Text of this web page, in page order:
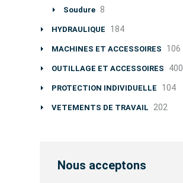
Soudure 8
HYDRAULIQUE 184
MACHINES ET ACCESSOIRES 106
OUTILLAGE ET ACCESSOIRES 400
PROTECTION INDIVIDUELLE 104
VETEMENTS DE TRAVAIL 202
Nous acceptons